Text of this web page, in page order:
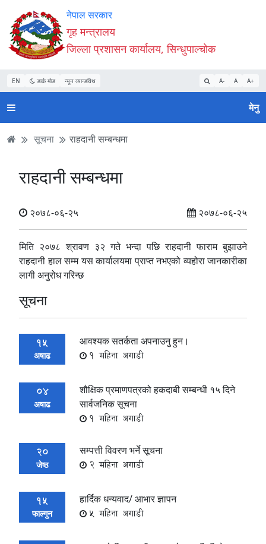
Accessibility
Mode
सुरु
गर्नुहोस्
सामाग्री
पढ्नुहाेस्
नेभिगेसन
पढ्नुहाेस्
वेबसाइट
खोजमा
जानुहोस्
नेपाल सरकार
गृह मन्त्रालय
जिल्ला प्रशासन कार्यालय, सिन्धुपाल्चोक
EN डार्क मोड न्यून व्यान्डविथ A- A A+
मेनु
सूचना राहदानी सम्बन्धमा
राहदानी सम्बन्धमा
२०७८-०६-२५ २०७८-०६-२५
मिति २०७८ श्रावण ३२ गते भन्दा पछि राहदानी फाराम बुझाउने
राहदानी हाल सम्म यस कार्यालयमा प्राप्त नभएको व्यहोरा जानकारीका
लागी अनुरोध गरिन्छ
सूचना
15
अषाढ
आवश्यक सतर्कता अपनाउनु हुन।
1 महिना अगाडी
04
अषाढ
शौक्षिक प्रमाणपत्रको हकदाबी सम्बन्धी १५ दिने
सार्वजनिक सूचना
1 महिना अगाडी
20
जेष्ठ
सम्पत्ती विवरण भर्ने सूचना
2 महिना अगाडी
15
फाल्गुन
हार्दिक धन्यवाद/ आभार ज्ञापन
5 महिना अगाडी